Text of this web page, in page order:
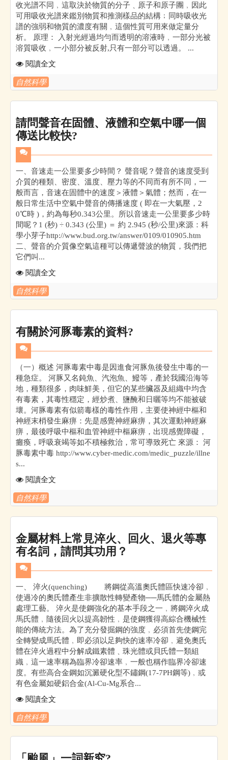
收光譜不同﹐這取決於物質的分子﹑原子和原子團﹐因此
可用吸收光譜來鑑別物質和推測樣品的結構﹔同時吸收光
譜的強弱和物質的濃度有關﹐這個性質可用來做定量分
析。 原理： 入射光經過均勻而透明的溶液時﹐一部分光被
溶質吸收﹐一小部分被反射,只有一部分可以透過。 ...
閱讀全文
自然科學
請問聲音在固體、液體和空氣中哪一個
傳送比較快?
一、音速走一公里要多少時間？ 聲音呢？聲音的速度受到
介質的種類、密度、溫度、壓力等的不同而有所不同，一
般而言，音速在固體中的速度＞液體＞氣體；然而，在一
般日常生活中空氣中聲音的傳播速度 ( 即在一大氣壓，2
0℃時 )，約為每秒0.343公里。所以音速走一公里要多少時
間呢？1 (秒) ÷ 0.343 (公里) ＝ 約 2.945 (秒/公里)來源：科
學小芽子http://www.bud.org.tw/answer/0109/010905.htm
二、聲音的介質像空氣這種可以傳遞聲波的物質，我們把
它們叫...
閱讀全文
自然科學
有關於河豚毒素的資料?
（一）概述 河豚毒素中毒是因進食河豚魚後發生中毒的一
種急症。 河豚又名鈍魚、汽泡魚、鱍等，產於我國沿海等
地，種類很多，肉味鮮美，但它的某些臟器及組織中均含
有毒素，其毒性穩定，經炒煮、鹽醃和日曬等均不能被破
壞。河豚毒素有似箭毒樣的毒性作用，主要使神經中樞和
神經末梢發生麻痹：先是感覺神經麻痹，其次運動神經麻
痹，最後呼吸中樞和血管神經中樞麻痹，出現感覺障礙，
癱瘓，呼吸衰竭等如不積極救治，常可導致死亡 來源： 河
豚毒素中毒 http://www.cyber-medic.com/medic_puzzle/illne
s...
閱讀全文
自然科學
金屬材料上常見淬火、回火、退火等專
有名詞，請問其功用？
一、 淬火(quenching) 將鋼從高溫奧氏體區快速冷卻﹐
使過冷的奧氏體產生非擴散性轉變產物──馬氏體的金屬熱
處理工藝。 淬火是使鋼強化的基本手段之一﹐將鋼淬火成
馬氏體﹐隨後回火以提高韌性﹐是使鋼獲得高綜合機械性
能的傳統方法。為了充分發掘鋼的強度﹐必須首先使鋼完
全轉變成馬氏體﹐即必須以足夠快的速率冷卻﹐避免奧氏
體在淬火過程中分解成鐵素體﹑珠光體或貝氏體一類組
織﹐這一速率稱為臨界冷卻速率﹐一般也稱作臨界冷卻速
度。有些高合金鋼如沉澱硬化型不鏽鋼(17-7PH鋼等)﹐或
有色金屬如硬鋁合金(Al-Cu-Mg系合...
閱讀全文
自然科學